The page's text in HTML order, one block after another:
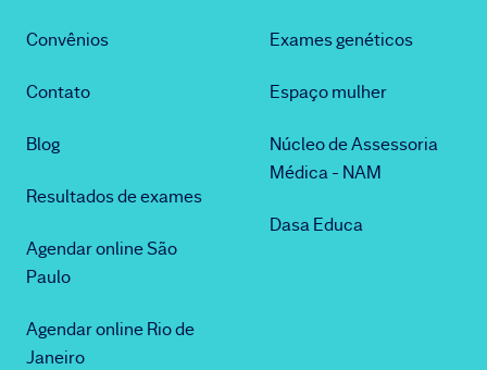
Convênios
Contato
Blog
Resultados de exames
Agendar online São
Paulo
Agendar online Rio de
Janeiro
Exames genéticos
Espaço mulher
Núcleo de Assessoria
Médica - NAM
Dasa Educa